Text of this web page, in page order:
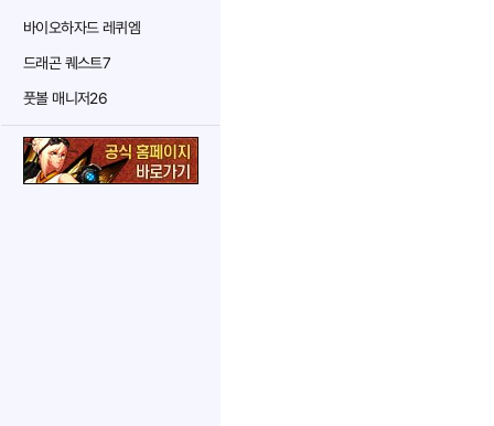
바이오하자드 레퀴엠
드래곤 퀘스트7
풋볼 매니저26